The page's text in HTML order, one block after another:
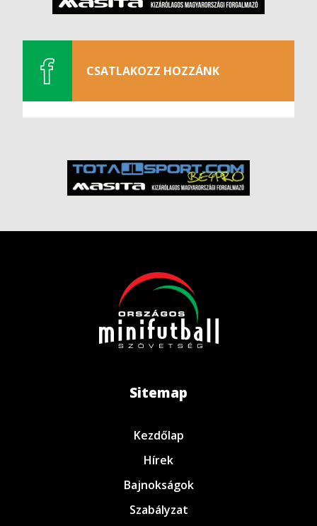
CSATLAKOZZ HOZZÁNK
Sitemap
Kezdőlap
Hírek
Bajnokságok
Szabályzat